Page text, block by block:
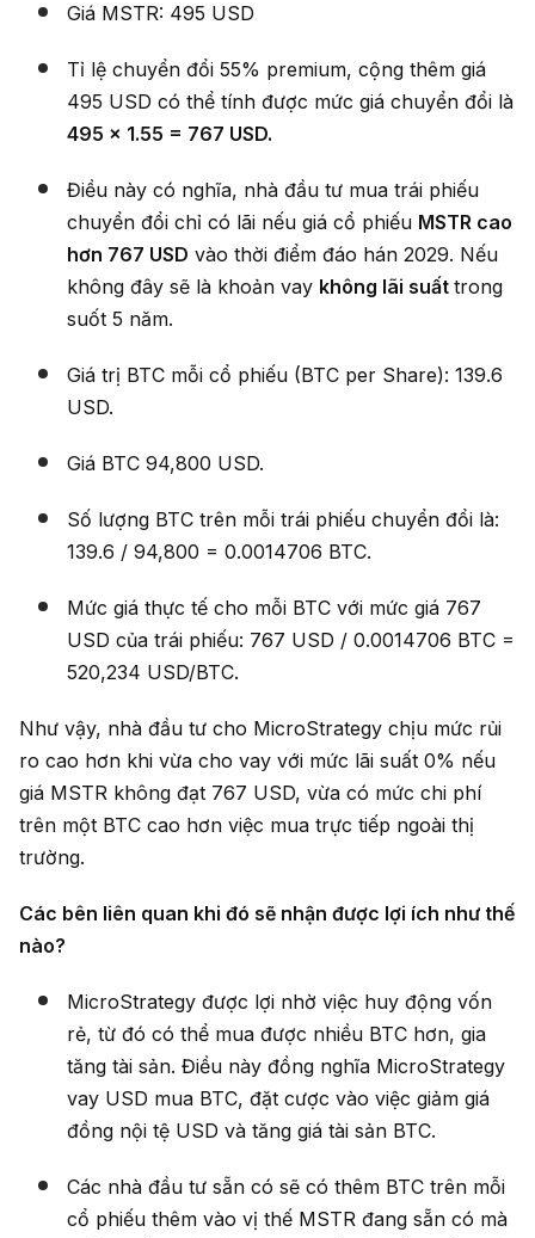
Giá MSTR: 495 USD
Tỉ lệ chuyển đổi 55% premium, cộng thêm giá
495 USD có thể tính được mức giá chuyển đổi là
495 x 1.55 = 767 USD.
Điều này có nghĩa, nhà đầu tư mua trái phiếu
chuyển đổi chỉ có lãi nếu giá cổ phiếu MSTR cao
hơn 767 USD vào thời điểm đáo hán 2029. Nếu
không đây sẽ là khoản vay không lãi suất trong
suốt 5 năm.
Giá trị BTC mỗi cổ phiếu (BTC per Share): 139.6
USD.
Giá BTC 94,800 USD.
Số lượng BTC trên mỗi trái phiếu chuyển đổi là:
139.6 / 94,800 = 0.0014706 BTC.
Mức giá thực tế cho mỗi BTC với mức giá 767
USD của trái phiếu: 767 USD / 0.0014706 BTC =
520,234 USD/BTC.
Như vậy, nhà đầu tư cho MicroStrategy chịu mức rủi
ro cao hơn khi vừa cho vay với mức lãi suất 0% nếu
giá MSTR không đạt 767 USD, vừa có mức chi phí
trên một BTC cao hơn việc mua trực tiếp ngoài thị
trường.
Các bên liên quan khi đó sẽ nhận được lợi ích như thế
nào?
MicroStrategy được lợi nhờ việc huy động vốn
rẻ, từ đó có thể mua được nhiều BTC hơn, gia
tăng tài sản. Điều này đồng nghĩa MicroStrategy
vay USD mua BTC, đặt cược vào việc giảm giá
đồng nội tệ USD và tăng giá tài sản BTC.
Các nhà đầu tư sẵn có sẽ có thêm BTC trên mỗi
cổ phiếu thêm vào vị thế MSTR đang sẵn có mà